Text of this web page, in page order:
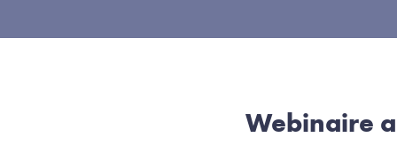
Webinaire